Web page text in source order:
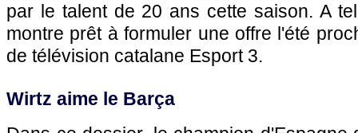
par le talent de 20 ans cette saison. A
montre prêt à formuler une offre l'été
de télévision catalane Esport 3.
Wirtz aime le Barça